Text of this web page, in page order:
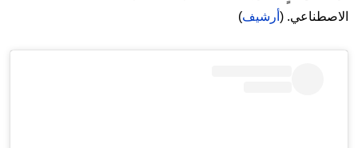
الاصطناعي. ( أرشيف)